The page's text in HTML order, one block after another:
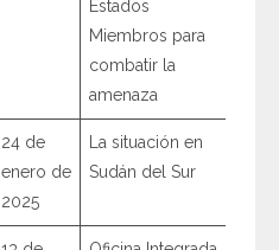
Estados
Miembros para
combatir la
amenaza
24 de
enero de
2025
La situación en
Sudán del Sur